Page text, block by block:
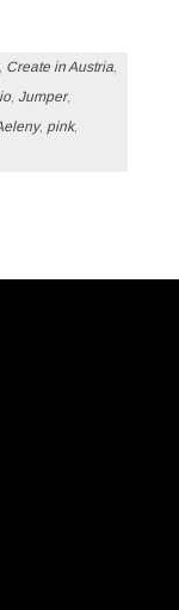
Create in Austria
,Jumper,
, pink,